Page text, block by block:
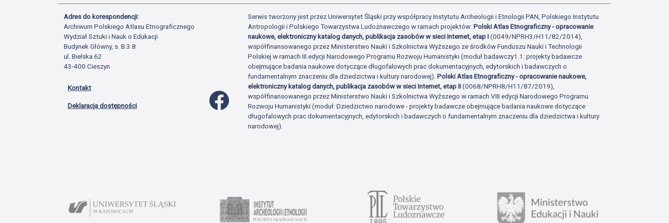
Adres do korespondencji:
Archiwum Polskiego Atlasu Etnograficznego
Wydział Sztuki i Nauk o Edukacji
Budynek Główny, s. B.3.8
ul. Bielska 62
43-400 Cieszyn
Kontakt
Deklaracja dostępności
Profil Facebook
Serwis tworzony jest przez Uniwersytet Śląski przy współpracy Instytutu Archeologii i Etnologii PAN, Polskiego Instytutu
Antropologii i Polskiego Towarzystwa Ludoznawczego w ramach projektów:Polski Atlas Etnograficzny - opracowanie
naukowe, elektroniczny katalog danych, publikacja zasobów w sieci Internet, etap I(0049/NPRH3/H11/82/2014),
współfinansowanego przez Ministerstwo Nauki i Szkolnictwa Wyższego ze środków Funduszu Nauki i Technologii
Polskiej w ramach III edycji Narodowego Programu Rozwoju Humanistyki (moduł badawczy1.1: projekty badawcze
obejmujące badania naukowe dotyczące długofalowych prac dokumentacyjnych, edytorskich i badawczych o
fundamentalnym znaczeniu dla dziedzictwa i kultury narodowej).Polski Atlas Etnograficzny - opracowanie naukowe,
elektroniczny katalog danych, publikacja zasobów w sieci Internet, etap II(0068/NPRH8/H11/87/2019),
współfinansowanego przez Ministerstwo Nauki i Szkolnictwa Wyższego w ramach VIII edycji Narodowego Programu
Rozwoju Humanistyki (moduł: Dziedzictwo narodowe - projekty badawcze obejmujące badania naukowe dotyczące
długofalowych prac dokumentacyjnych, edytorskich i badawczych o fundamentalnym znaczeniu dla dziedzictwa i kultury
narodowej).